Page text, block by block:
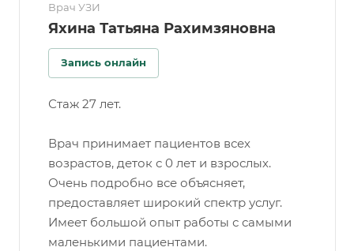
Врач УЗИ
Яхина Татьяна Рахимзяновна
Запись онлайн
Стаж 27 лет.
Врач принимает пациентов всех
возрастов, деток с 0 лет и взрослых.
Очень подробно все объясняет,
предоставляет широкий спектр услуг.
Имеет большой опыт работы с самыми
маленькими пациентами.